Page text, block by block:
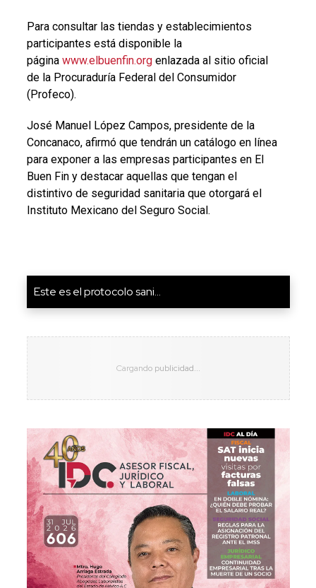
Para consultar las tiendas y establecimientos
participantes está disponible la
página www.elbuenfin.orgenlazada al sitio oficial
de la Procuraduría Federal del Consumidor
(Profeco).
José Manuel López Campos, presidente de la
Concanaco, afirmó que tendrán un catálogo en línea
para exponer a las empresas participantes en El
Buen Fin y destacar aquellas que tengan el
distintivo de seguridad sanitaria que otorgará el
Instituto Mexicano del Seguro Social.
Este es el protocolo sani...